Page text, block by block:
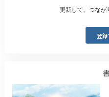
更新して、つなが
登録